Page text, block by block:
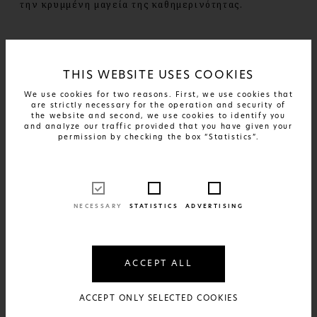
THIS WEBSITE USES COOKIES
We use cookies for two reasons. First, we use cookies that
are strictly necessary for the operation and security of
the website and second, we use cookies to identify you
and analyze our traffic provided that you have given your
permission by checking the box “Statistics”.
NECESSARY STATISTICS ADVERTISING
ACCEPT ALL
ACCEPT ONLY SELECTED COOKIES
την κρυμμένη μαγεία της καθημερινότητας.